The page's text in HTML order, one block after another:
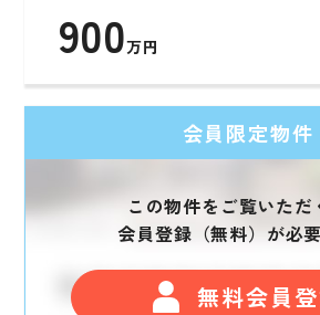
900万円
会員限定物件
この物件をご覧いただ
会員登録（無料）が必要
無料会員